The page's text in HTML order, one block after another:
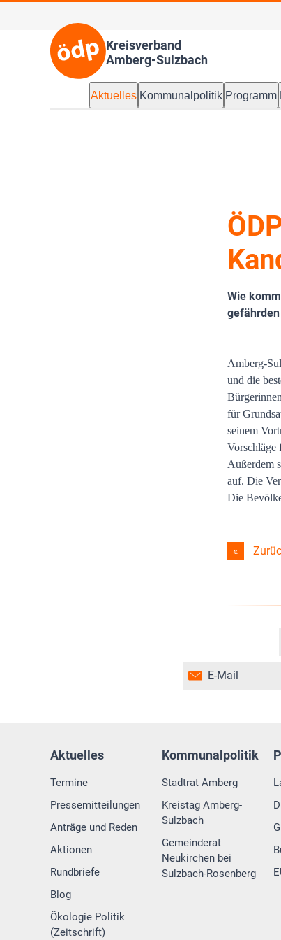
Kreisverband
Amberg-Sulzbach
Aktuelles Kommunalpolitik Programm
Wie
Amberg-
und die
für
seinem
Vorschläge
Außerdem
auf. Die
Die
E-Mail
Aktuelles
Termine
Pressemitteilungen
Anträge und Reden
Aktionen
Rundbriefe
Blog
Ökologie Politik
(Zeitschrift)
Kommunalpolitik
Stadtrat Amberg
Kreistag Amberg-
Sulzbach
Gemeinderat
Neukirchen bei
Sulzbach-Rosenberg